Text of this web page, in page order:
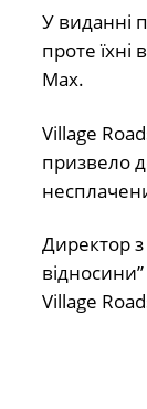
У виданні
проте їхні
Max.
Village
призвело
Директор
Village